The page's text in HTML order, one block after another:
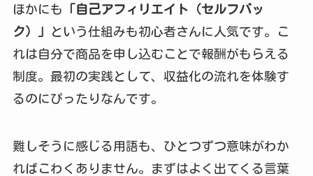
ほかにも
「自己アフィリエイト（セルフバッ
ク）」
という仕組みも初心者さんに人気です。こ
れは自分で商品を申し込むことで報酬がもらえる
制度。最初の実践として、収益化の流れを体験す
るのにぴったりなんです。
難しそうに感じる用語も、ひとつずつ意味がわか
ればこわくありません。まずはよく出てくる言葉